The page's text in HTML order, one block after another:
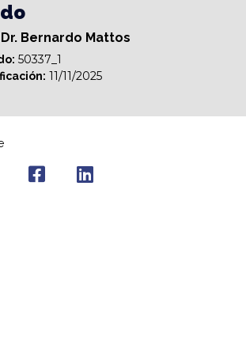
Bernardo Mattos
50337_1
11/11/2025